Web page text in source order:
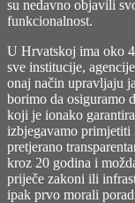
su nedavno objavili
funkcionalnost.
U Hrvatskoj ima oko
sve institucije,
onaj način upravljaju
borimo da osiguramo
koji je ionako
izbjegavamo primjetiti
pretjerano
kroz 20 godina i
priječe zakoni ili
ipak prvo morali